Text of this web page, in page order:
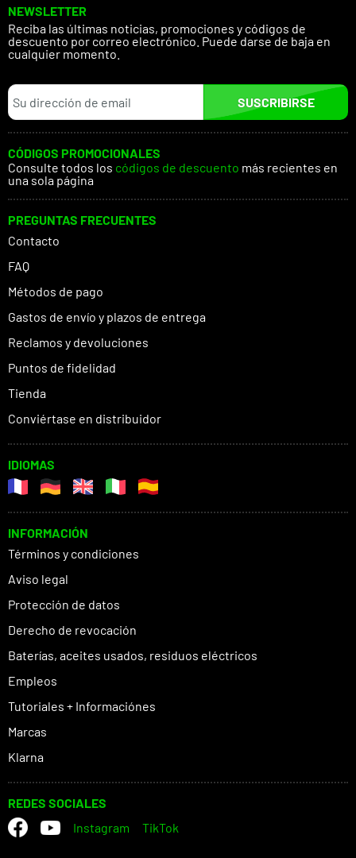
NEWSLETTER
Reciba las últimas noticias, promociones y códigos de
descuento por correo electrónico. Puede darse de baja en
cualquier momento.
SUSCRIBIRSE
CÓDIGOS PROMOCIONALES
Consulte todos los códigos de descuento más recientes en
una sola página
PREGUNTAS FRECUENTES
Contacto
FAQ
Métodos de pago
Gastos de envío y plazos de entrega
Reclamos y devoluciones
Puntos de fidelidad
Tienda
Conviértase en distribuidor
IDIOMAS
INFORMACIÓN
Términos y condiciones
Aviso legal
Protección de datos
Derecho de revocación
Baterías, aceites usados, residuos eléctricos
Empleos
Tutoriales + Informaciónes
Marcas
Klarna
REDES SOCIALES
Instagram
TikTok